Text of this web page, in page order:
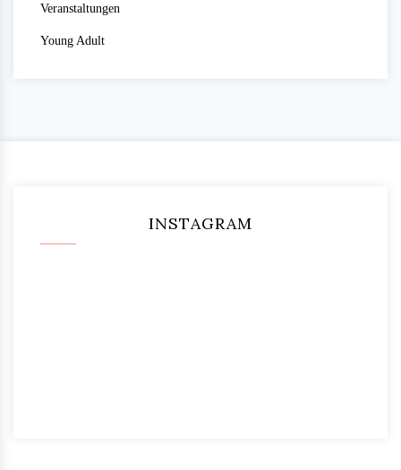
Veranstaltungen
Young Adult
INSTAGRAM